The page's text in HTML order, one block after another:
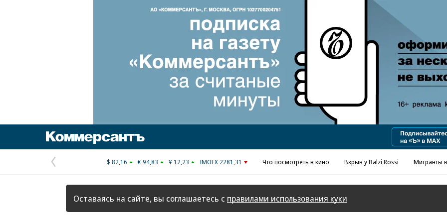
Реклама в «Ъ» www.kommersant.ru/ad
Предыдущая
страница
$ 82,16 € 94,83 ¥ 12,23 IMOEX 2281,31 Что посмотреть в кино Взрыв у Balzi Rossi Мигранты
Оставаясь на сайте, вы соглашаетесь с правилами использования куки